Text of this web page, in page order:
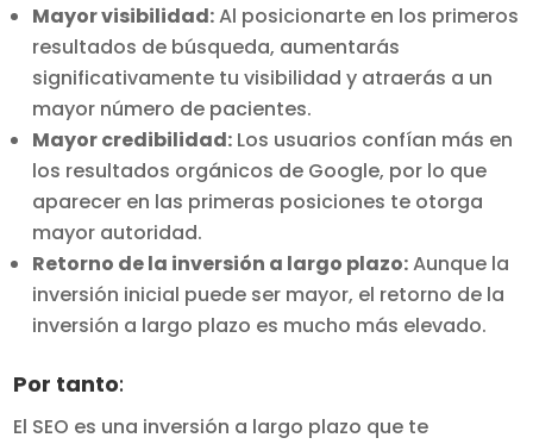
Mayor visibilidad:Al posicionarte en los primeros
resultados de búsqueda, aumentarás
significativamente tu visibilidad y atraerás a un
mayor número de pacientes.
Mayor credibilidad: Los usuarios confían más en
los resultados orgánicos de Google, por lo que
aparecer en las primeras posiciones te otorga
mayor autoridad.
Retorno de la inversión a largo plazo:Aunque la
inversión inicial puede ser mayor, el retorno de la
inversión a largo plazo es mucho más elevado.
Por tanto:
El SEO es una inversión a largo plazo que te